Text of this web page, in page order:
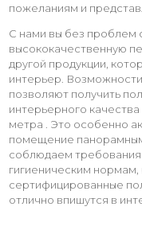
пожеланиям и
С нами вы без проблем
высококачественную
другой продукции,
интерьер.
позволяют получить
интерьерного
метра . Это особенно
помещение
соблюдаем требования
гигиеническим нормам,
сертифицированные
отлично впишутся в